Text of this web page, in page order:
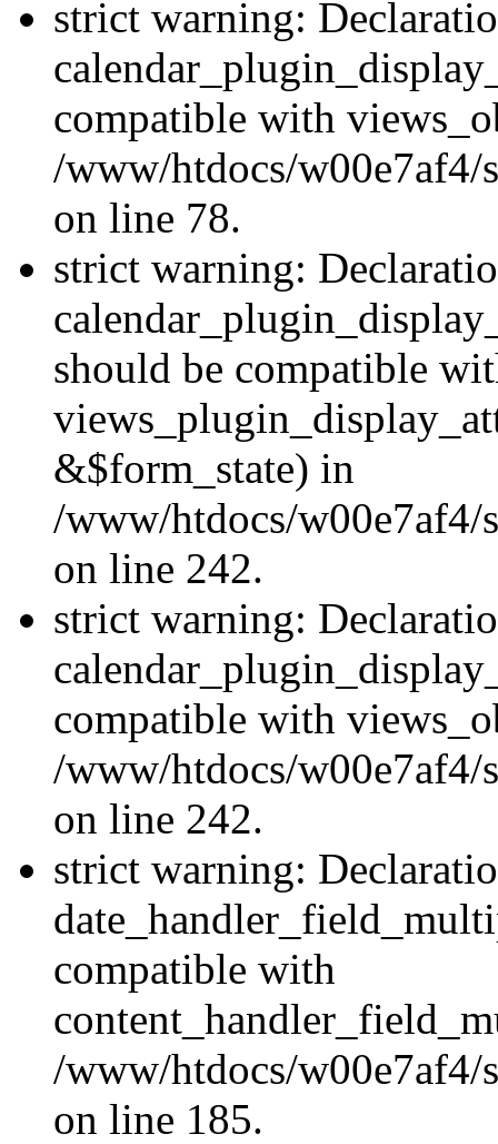
strict warning:
compatible with
/www/htdocs/w00e7af4/
on line 78.
strict warning:
should be compatible
&$form_state) in
/www/htdocs/w00e7af4/
on line 242.
strict warning:
compatible with
/www/htdocs/w00e7af4/
on line 242.
strict warning:
compatible with
/www/htdocs/w00e7af4/
on line 185.